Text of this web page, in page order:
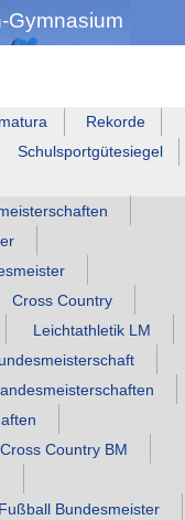
Gymnasium
Rekorde
Schulsportgütesiegel
Cross Country
Leichtathletik LM
Cross Country BM
Fußball Bundesmeister